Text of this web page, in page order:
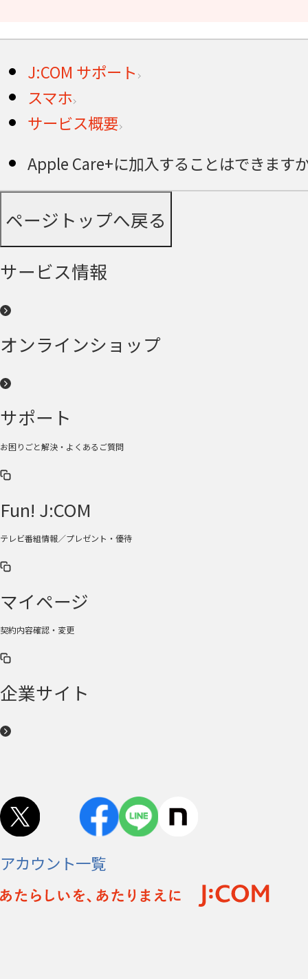
J:COM サポート
スマホ
サービス概要
Apple Care+に加入することはできます
ページトップへ戻る
サービス情報
オンラインショップ
サポート
お困りごと解決・よくあるご質問
Fun! J:COM
テレビ番組情報／プレゼント・優待
マイページ
契約内容確認・変更
企業サイト
アカウント一覧